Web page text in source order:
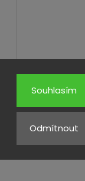
Odmítnout
Souhlasím